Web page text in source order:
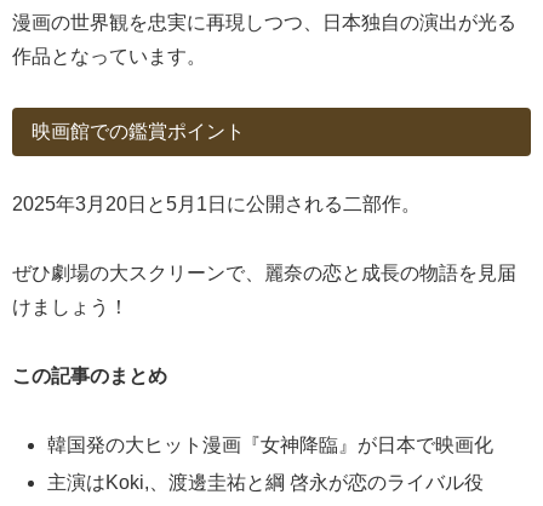
漫画の世界観を忠実に再現しつつ、日本独自の演出が光る
作品となっています。
映画館での鑑賞ポイント
2025年3月20日と5月1日に公開される二部作。
ぜひ劇場の大スクリーンで、麗奈の恋と成長の物語を見届
けましょう！
この記事のまとめ
韓国発の大ヒット漫画『女神降臨』が日本で映画化
主演はKoki,、渡邊圭祐と綱 啓永が恋のライバル役